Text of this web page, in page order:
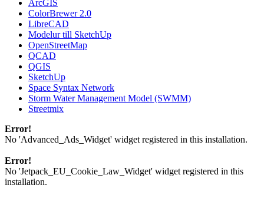
ArcGIS
ColorBrewer 2.0
LibreCAD
Modelur till SketchUp
OpenStreetMap
QCAD
QGIS
SketchUp
Space Syntax Network
Storm Water Management Model (SWMM)
Streetmix
Error!
No 'Advanced_Ads_Widget' widget registered in this installation.
Error!
No 'Jetpack_EU_Cookie_Law_Widget' widget registered in this
installation.